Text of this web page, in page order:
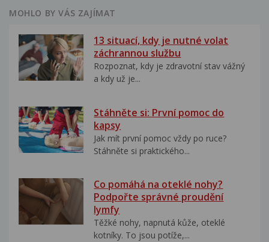
MOHLO BY VÁS ZAJÍMAT
13 situací, kdy je nutné volat
záchrannou službu
Rozpoznat, kdy je zdravotní stav vážný
a kdy už je...
Stáhněte si: První pomoc do
kapsy
Jak mít první pomoc vždy po ruce?
Stáhněte si praktického...
Co pomáhá na oteklé nohy?
Podpořte správné proudění
lymfy
Těžké nohy, napnutá kůže, oteklé
kotníky. To jsou potíže,...